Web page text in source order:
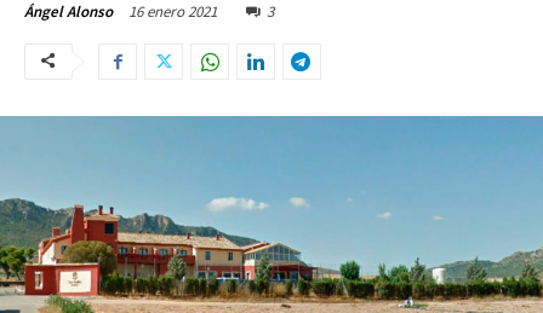
Ángel Alonso 16 enero 2021 3